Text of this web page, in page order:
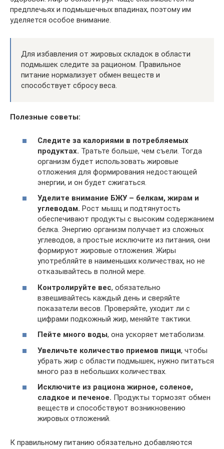
предплечьях и подмышечных впадинах, поэтому им
уделяется особое внимание.
Для избавления от жировых складок в области
подмышек следите за рационом. Правильное
питание нормализует обмен веществ и
способствует сбросу веса.
Полезные советы:
Следите за калориями в потребляемых
продуктах. Тратьте больше, чем съели. Тогда
организм будет использовать жировые
отложения для формирования недостающей
энергии, и он будет сжигаться.
Уделите внимание БЖУ – белкам, жирам и
углеводам. Рост мышц и подтянутость
обеспечивают продукты с высоким содержанием
белка. Энергию организм получает из сложных
углеводов, а простые исключите из питания, они
формируют жировые отложения. Жиры
употребляйте в наименьших количествах, но не
отказывайтесь в полной мере.
Контролируйте вес, обязательно
взвешивайтесь каждый день и сверяйте
показатели весов. Проверяйте, уходит ли с
цифрами подкожный жир, меняйте тактики.
Пейте много воды, она ускоряет метаболизм.
Увеличьте количество приемов пищи, чтобы
убрать жир с области подмышек, нужно питаться
много раз в небольших количествах.
Исключите из рациона жирное, соленое,
сладкое и печеное. Продукты тормозят обмен
веществ и способствуют возникновению
жировых отложений.
К правильному питанию обязательно добавляются